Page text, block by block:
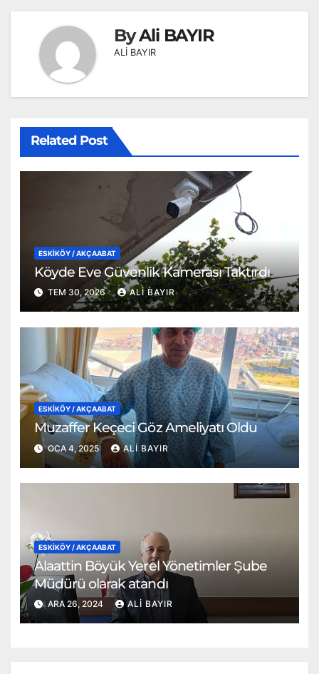
ByAli BAYIR
ALİ BAYIR
Related Post
ESKİKÖY / AKÇAABAT
Köyde Eve Güvenlik Kamerası Taktırdı
TEM 30, 2026 ALI BAYIR
ESKİKÖY / AKÇAABAT
Muzaffer Keçeci Göz Ameliyatı Oldu
OCA 4, 2025 ALI BAYIR
ESKİKÖY / AKÇAABAT
Alaattin Böyük Yerel Yönetimler Şube
Müdürü olarak atandı
ARA 26, 2024 ALI BAYIR